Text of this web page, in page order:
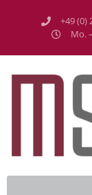
+49 (0)
Mo.